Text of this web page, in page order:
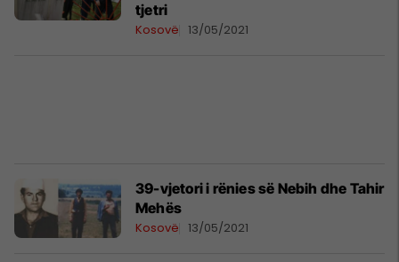
tjetri
Kosovë 13/05/2021
39-vjetori i rënies së Nebih dhe Tahir
Mehës
Kosovë 13/05/2021